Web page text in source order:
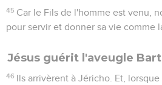
45 Car le Fils de l'homme est venu,
pour servir et donner sa vie comme
Jésus guérit l'aveugle
46 Ils arrivèrent à Jéricho. Et,